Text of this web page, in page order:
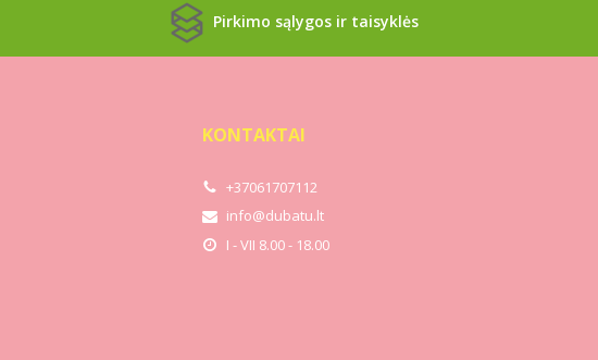
Pirkimo sąlygos ir taisyklės
KONTAKTAI
+37061707112
info@dubatu.lt
I - VII 8.00 - 18.00